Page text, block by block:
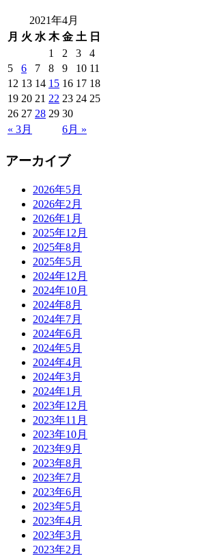
2021年4月
月 火 水 木 金 土 日
« 3月 6月 »
1 2 3
4
5
6 7 8 9 10 11
12 13 14 15 16 17 18
19 20 21 22 23 24 25
26 27 28 29 30
アーカイブ
2026年5月
2026年2月
2026年1月
2025年12月
2025年8月
2025年5月
2024年12月
2024年10月
2024年8月
2024年7月
2024年6月
2024年5月
2024年4月
2024年3月
2024年1月
2023年12月
2023年11月
2023年10月
2023年9月
2023年8月
2023年7月
2023年6月
2023年5月
2023年4月
2023年3月
2023年2月